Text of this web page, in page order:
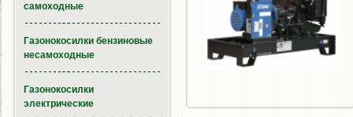
самоходные
Газонокосилки бензиновые
несамоходные
Газонокосилки
электрические